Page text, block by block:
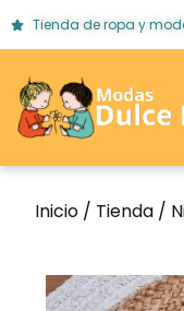
Tienda de ropa y
Inicio / Tienda /